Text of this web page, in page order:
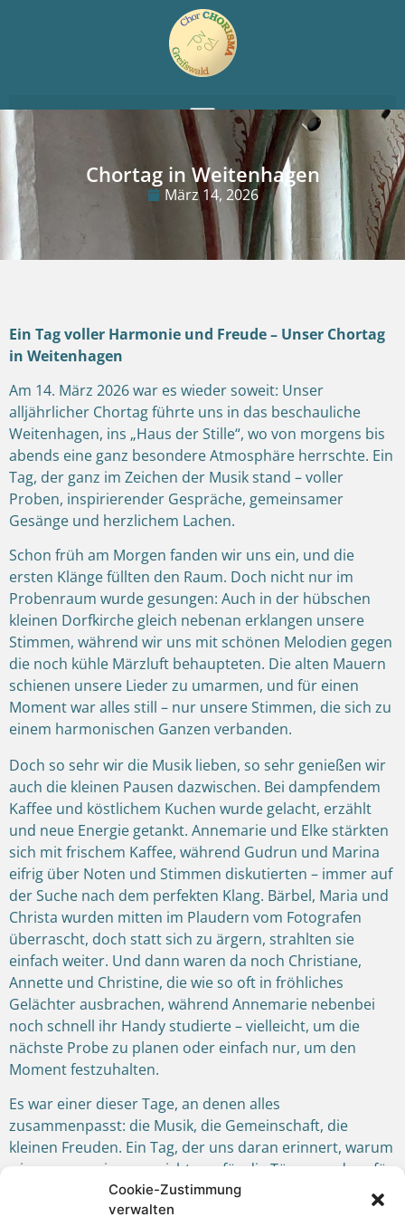
Cookie-Zustimmung
verwalten
Chortag in Weitenhagen
März 14, 2026
Ein Tag voller Harmonie und Freude – Unser Chortag
in Weitenhagen
Am 14. März 2026 war es wieder soweit: Unser
alljährlicher Chortag führte uns in das beschauliche
Weitenhagen, ins „Haus der Stille“, wo von morgens bis
abends eine ganz besondere Atmosphäre herrschte. Ein
Tag, der ganz im Zeichen der Musik stand – voller
Proben, inspirierender Gespräche, gemeinsamer
Gesänge und herzlichem Lachen.
Schon früh am Morgen fanden wir uns ein, und die
ersten Klänge füllten den Raum. Doch nicht nur im
Probenraum wurde gesungen: Auch in der hübschen
kleinen Dorfkirche gleich nebenan erklangen unsere
Stimmen, während wir uns mit schönen Melodien gegen
die noch kühle Märzluft behaupteten. Die alten Mauern
schienen unsere Lieder zu umarmen, und für einen
Moment war alles still – nur unsere Stimmen, die sich zu
einem harmonischen Ganzen verbanden.
Doch so sehr wir die Musik lieben, so sehr genießen wir
auch die kleinen Pausen dazwischen. Bei dampfendem
Kaffee und köstlichem Kuchen wurde gelacht, erzählt
und neue Energie getankt. Annemarie und Elke stärkten
sich mit frischem Kaffee, während Gudrun und Marina
eifrig über Noten und Stimmen diskutierten – immer auf
der Suche nach dem perfekten Klang. Bärbel, Maria und
Christa wurden mitten im Plaudern vom Fotografen
überrascht, doch statt sich zu ärgern, strahlten sie
einfach weiter. Und dann waren da noch Christiane,
Annette und Christine, die wie so oft in fröhliches
Gelächter ausbrachen, während Annemarie nebenbei
noch schnell ihr Handy studierte – vielleicht, um die
nächste Probe zu planen oder einfach nur, um den
Moment festzuhalten.
Es war einer dieser Tage, an denen alles
zusammenpasst: die Musik, die Gemeinschaft, die
kleinen Freuden. Ein Tag, der uns daran erinnert, warum
wir so gerne singen – nicht nur für die Töne, sondern für
die Verbundenheit, die sie schaffen. Und wenn wir am
Abend müde, aber glücklich auseinandergingen,